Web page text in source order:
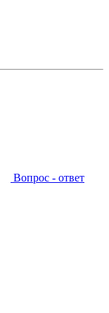
Вопрос - ответ